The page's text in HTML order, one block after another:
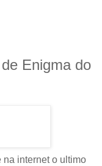
Enigma do
internet o ultimo